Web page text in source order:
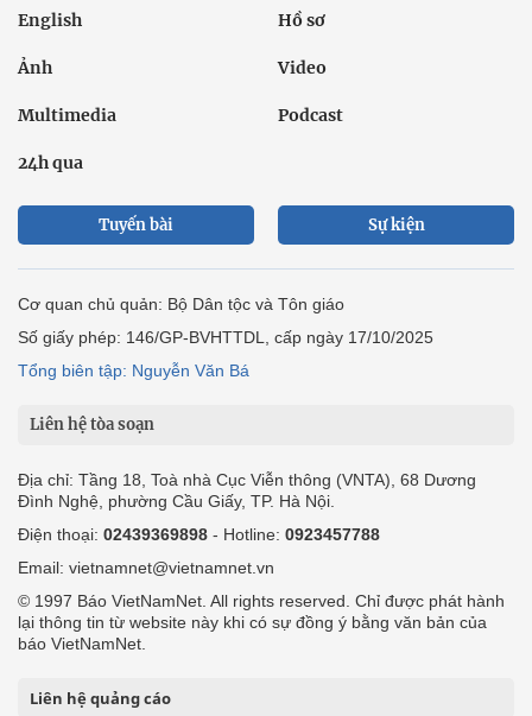
English Hồ sơ
Ảnh Video
Multimedia Podcast
24h qua
Tuyến bài Sự kiện
Cơ quan chủ quản: Bộ Dân tộc và Tôn giáo
Số giấy phép: 146/GP-BVHTTDL, cấp ngày 17/10/2025
Tổng biên tập: Nguyễn Văn Bá
Liên hệ tòa soạn
Địa chỉ: Tầng 18, Toà nhà Cục Viễn thông (VNTA), 68 Dương
Đình Nghệ, phường Cầu Giấy, TP. Hà Nội.
Điện thoại: 02439369898 - Hotline: 0923457788
Email: vietnamnet@vietnamnet.vn
© 1997 Báo VietNamNet. All rights reserved. Chỉ được phát hành
lại thông tin từ website này khi có sự đồng ý bằng văn bản của
báo VietNamNet.
Liên hệ quảng cáo